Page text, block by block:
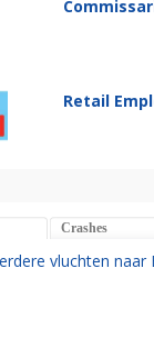
Retail
Crashes
vluchten